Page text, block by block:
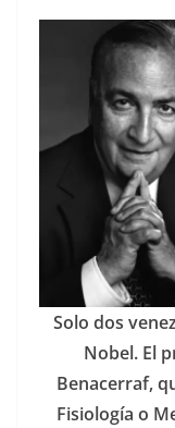
Solo dos
Nobel. El
Benacerraf,
Fisiología o